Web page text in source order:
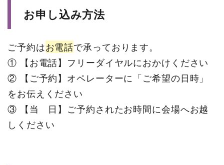
お申し込み方法
ご予約はお電話で承っております。
① 【お電話】フリーダイヤルにおかけください
② 【ご予約】オペレーターに「ご希望の日時」
をお伝えください
③ 【当 日】ご予約されたお時間に会場へお越
しください